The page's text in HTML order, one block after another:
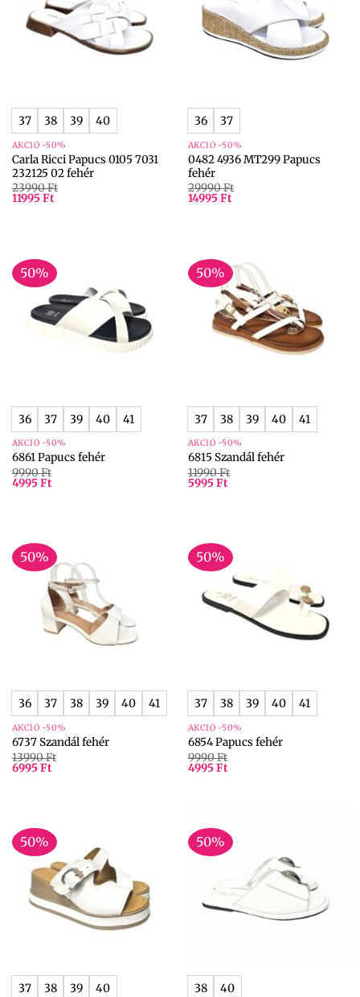
37 38 39 40
AKCIÓ -50%
Carla Ricci Papucs 0105 7031
232125 02 fehér
23990Ft
11995Ft
36 37
AKCIÓ -50%
0482 4936 MT299 Papucs
fehér
29990Ft
14995Ft
50%
36 37 39 40 41
AKCIÓ -50%
6861 Papucs fehér
9990Ft
4995Ft
50%
37 38 39 40 41
AKCIÓ -50%
6815 Szandál fehér
11990Ft
5995Ft
50%
36 37 38 39 40 41
AKCIÓ -50%
6737 Szandál fehér
13990Ft
6995Ft
50%
37 38 39 40 41
AKCIÓ -50%
6854 Papucs fehér
9990Ft
4995Ft
50%
37 38 39 40
50%
38 40